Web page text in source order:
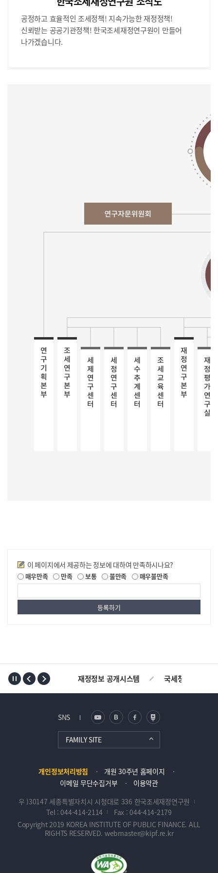
공정하고 효율적인 조세정책! 지속가능한 재정정책!
신뢰받는 공공기관정책! 한국조세재정연구원이 만들어
나가겠습니다.
만족도조사
이 페이지에서 제공하는 정보에 대하여 만족하시나요?
매우만족 만족 보통 불만족 매우불만족
재정정보 공개시스템 국세청
SNS
FAMILY SITE
개인정보처리방침
개원 30주년 홈페이지
이메일 무단수집거부
이용약관
우 )30147 세종특별자치시 시청대로 336 한국조세재정연구원
Tel : 044-414-2114
Fax : 044-414-2179
Copyright 2019 KOREA INSTITUTE OF PUBLIC FINANCE. ALL
RIGHTS RESERVED. webmaster@kipf.re.kr